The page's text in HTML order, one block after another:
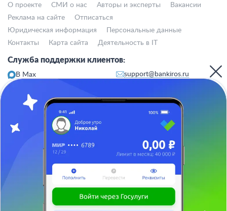
О проекте СМИ о нас Авторы и эксперты
Вакансии
Реклама на сайте
Отписаться
Юридическая информация
Персональные данные
Контакты
Карта сайта Деятельность в IT
Служба поддержки клиентов:
В Max
support@bankiros.ru
Пн-пт с 10:00 до 17:00
117342, Москва, ул. Бутлерова, дом 17,
БЦ Neo Geo, офис 4070
Отписаться
ООО «АРСфин» используются«cookie» файлы, для индивидуализации
сервиса, с целью повышения удобства использования веб-сайта. «Cookie»
представляют собой небольшие фрагменты данных, включающие